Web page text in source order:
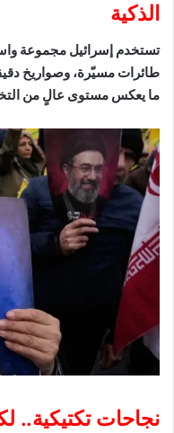
الذكية
تستخدم إسرائيل مجموعة
طائرات مسيّرة، وصواريخ
ما يعكس مستوى عالٍ من
نجاحات تكتيكية..